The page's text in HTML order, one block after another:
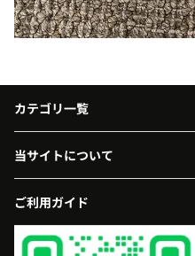
カテゴリ一覧
当サイトについて
ご利用ガイド